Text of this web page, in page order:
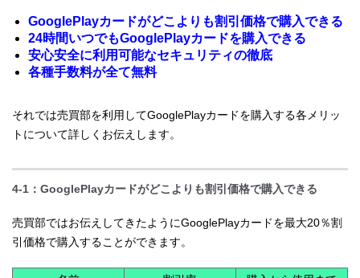
GooglePlayカードがどこよりも割引価格で購入できる
24時間いつでもGooglePlayカードを購入できる
安心安全に利用可能なセキュリティの徹底
各種手数料が全て無料
それでは売買部を利用してGooglePlayカードを購入する各メリッ
トについて詳しくお伝えします。
4-1：GooglePlayカードがどこよりも割引価格で購入できる
売買部ではお伝えしてきたようにGooglePlayカードを最大20％割
引価格で購入することができます。